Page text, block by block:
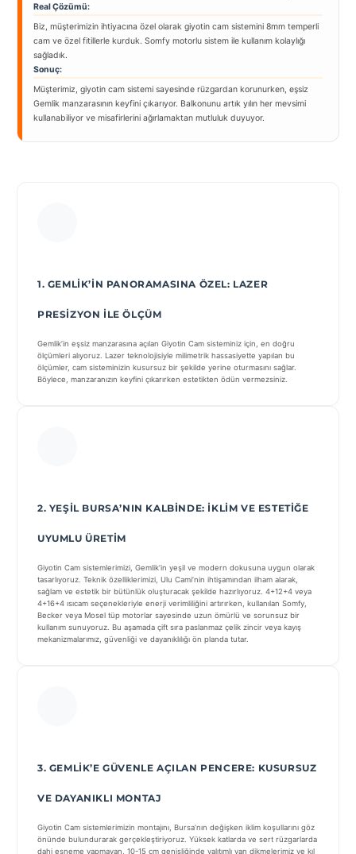
Real Çözümü:
Biz, müşterimizin ihtiyacına özel olarak giyotin cam sistemini 8mm temperli
cam ve özel fitillerle kurduk. Somfy motorlu sistem ile kullanım kolaylığı
sağladık.
Sonuç:
Müşterimiz, giyotin cam sistemi sayesinde rüzgardan korunurken, eşsiz
Gemlik manzarasının keyfini çıkarıyor. Balkonunu artık yılın her mevsimi
kullanabiliyor ve misafirlerini ağırlamaktan mutluluk duyuyor.
1. GEMLIK’IN PANORAMASINA ÖZEL: LAZER
PRESIZYON ILE ÖLÇÜM
Gemlik’in eşsiz manzarasına açılan Giyotin Cam sisteminiz için, en doğru
ölçümleri alıyoruz. Lazer teknolojisiyle milimetrik hassasiyette yapılan bu
ölçümler, cam sisteminizin kusursuz bir şekilde yerine oturmasını sağlar.
Böylece, manzaranızın keyfini çıkarırken estetikten ödün vermezsiniz.
2. YEŞIL BURSA’NIN KALBINDE: İKLIM VE ESTETIĞE
UYUMLU ÜRETIM
Giyotin Cam sistemlerimizi, Gemlik’in yeşil ve modern dokusuna uygun olarak
tasarlıyoruz. Teknik özelliklerimizi, Ulu Cami’nin ihtişamından ilham alarak,
sağlam ve estetik bir bütünlük oluşturacak şekilde hazırlıyoruz. 4+12+4 veya
4+16+4 ısıcam seçenekleriyle enerji verimliliğini artırırken, kullanılan Somfy,
Becker veya Mosel tüp motorlar sayesinde uzun ömürlü ve sorunsuz bir
kullanım sunuyoruz. Bu aşamada çift sıra paslanmaz çelik zincir veya kayış
mekanizmalarımız, güvenliği ve dayanıklılığı ön planda tutar.
3. GEMLIK’E GÜVENLE AÇILAN PENCERE: KUSURSUZ
VE DAYANIKLI MONTAJ
Giyotin Cam sistemlerimizin montajını, Bursa’nın değişken iklim koşullarını göz
önünde bulundurarak gerçekleştiriyoruz. Yüksek katlarda ve sert rüzgarlarda
dahi esneme yapmayan, 10-15 cm genişliğinde yalıtımlı yan dikmelerimiz ve kıl